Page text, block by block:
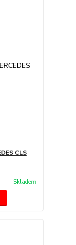
CLS
Skladem